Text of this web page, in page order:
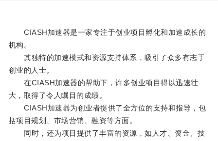
CIASH加速器是一家专注于创业项目孵化和加速成长的
机构。
其独特的加速模式和资源支持体系，吸引了众多有志于
创业的人士。
在CIASH加速器的帮助下，许多创业项目得以迅速壮
大，取得了令人瞩目的成绩。
CIASH加速器为创业者提供了全方位的支持和指导，包
括项目规划、市场营销、融资等方面。
同时，还为项目提供了丰富的资源，如人才、资金、技